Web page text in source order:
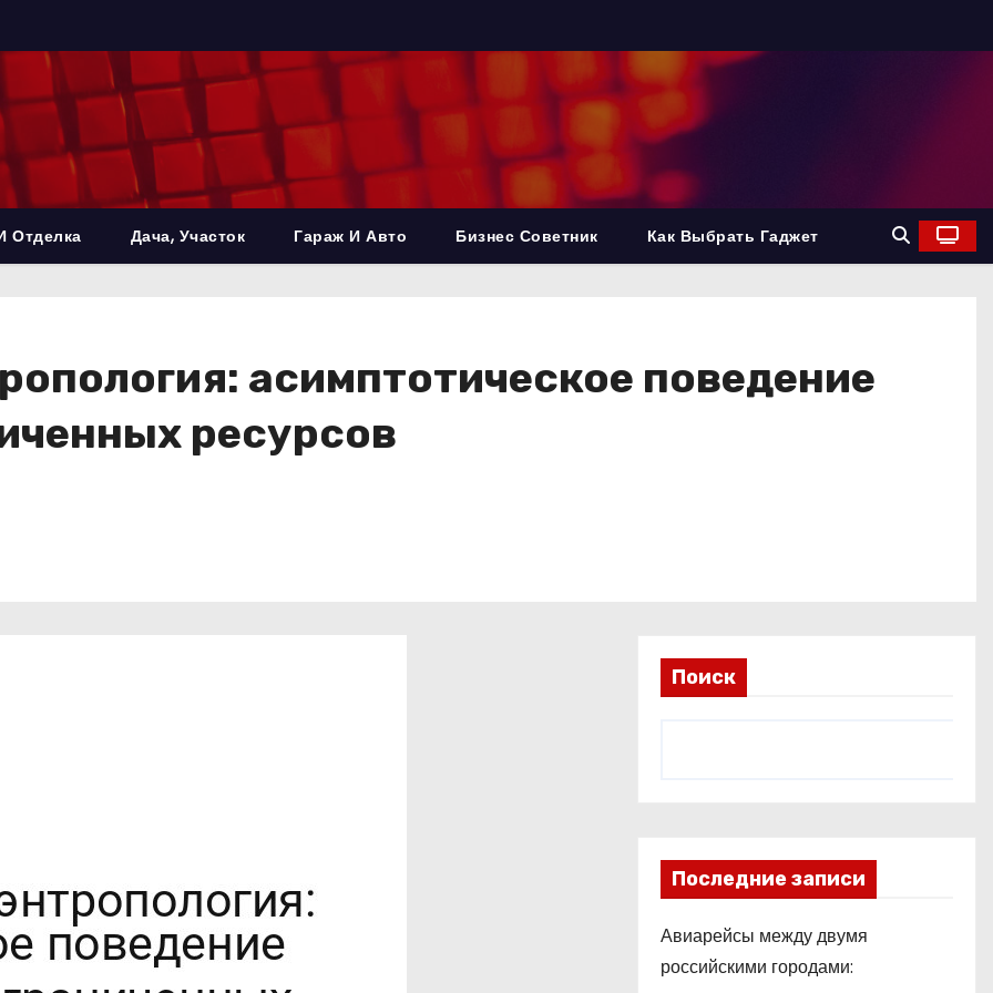
Отделка Дача, Участок Гараж И Авто Бизнес Советник Как Выбрать Гаджет
асимптотическое поведение
ресурсов
Поиск
Последние записи
Авиарейсы между двумя
российскими городами: